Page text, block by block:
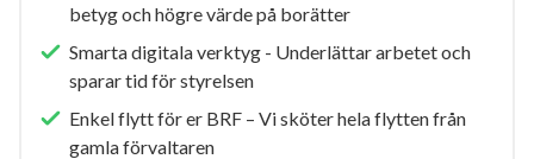
betyg och högre värde på borätter
Smarta digitala verktyg - Underlättar arbetet och
sparar tid för styrelsen
Enkel flytt för er BRF – Vi sköter hela flytten från
gamla förvaltaren